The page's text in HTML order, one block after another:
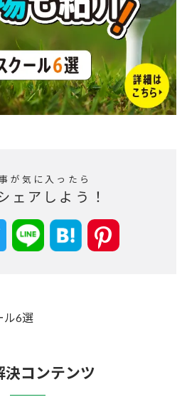
が気に入ったら
ェアしよう！
決コンテンツ